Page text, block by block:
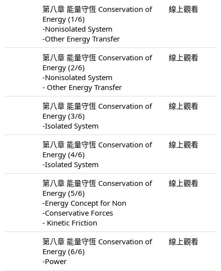
第八章 能量守恆 Conservation of
Energy (1/6)
-Nonisolated System
-Other Energy Transfer
線上觀看
第八章 能量守恆 Conservation of
Energy (2/6)
-Nonisolated System
- Other Energy Transfer
線上觀看
第八章 能量守恆 Conservation of
Energy (3/6)
-Isolated System
線上觀看
第八章 能量守恆 Conservation of
Energy (4/6)
-Isolated System
線上觀看
第八章 能量守恆 Conservation of
Energy (5/6)
-Energy Concept for Non
-Conservative Forces
- Kinetic Friction
線上觀看
第八章 能量守恆 Conservation of
Energy (6/6)
-Power
線上觀看